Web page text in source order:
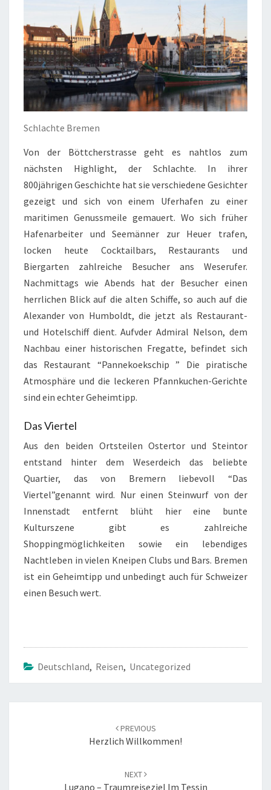
Schlachte Bremen
Von der Böttcherstrasse geht es nahtlos zum
nächsten Highlight, der Schlachte. In ihrer
800jährigen Geschichte hat sie verschiedene Gesichter
gezeigt und sich von einem Uferhafen zu einer
maritimen Genussmeile gemauert. Wo sich früher
Hafenarbeiter und Seemänner zur Heuer trafen,
locken heute Cocktailbars, Restaurants und
Biergarten zahlreiche Besucher ans Weserufer.
Nachmittags wie Abends hat der Besucher einen
herrlichen Blick auf die alten Schiffe, so auch auf die
Alexander von Humboldt, die jetzt als Restaurant-
und Hotelschiff dient. Aufvder Admiral Nelson, dem
Nachbau einer historischen Fregatte, befindet sich
das Restaurant “Pannekoekschip ” Die piratische
Atmosphäre und die leckeren Pfannkuchen-Gerichte
sind ein echter Geheimtipp.
Das Viertel
Aus den beiden Ortsteilen Ostertor und Steintor
entstand hinter dem Weserdeich das beliebte
Quartier, das von Bremern liebevoll “Das
Viertel”genannt wird. Nur einen Steinwurf von der
Innenstadt entfernt blüht hier eine bunte
Kulturszene gibt es zahlreiche
Shoppingmöglichkeiten sowie ein lebendiges
Nachtleben in vielen Kneipen Clubs und Bars. Bremen
ist ein Geheimtipp und unbedingt auch für Schweizer
einen Besuch wert.
Deutschland, Reisen, Uncategorized
PREVIOUS
Herzlich Willkommen!
NEXT
Lugano – Traumreiseziel Im Tessin